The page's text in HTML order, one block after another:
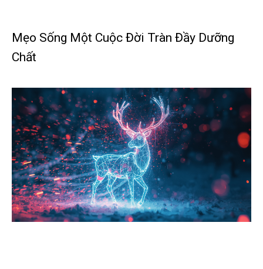
Mẹo Sống Một Cuộc Đời Tràn Đầy Dưỡng
Chất